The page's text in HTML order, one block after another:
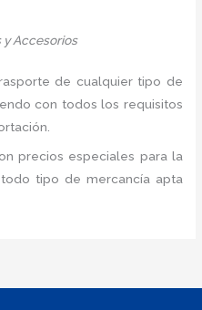
Accesorios
de cualquier tipo de
con todos los requisitos
precios especiales para la
tipo de mercancía apta